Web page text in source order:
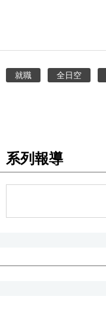
就職 全日空
系列報導